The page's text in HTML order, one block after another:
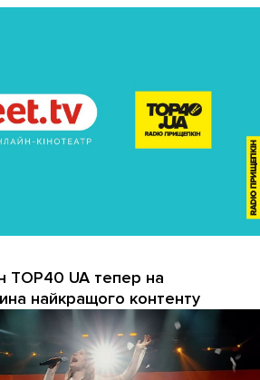
TOP40 UA тепер на
найкращого контенту